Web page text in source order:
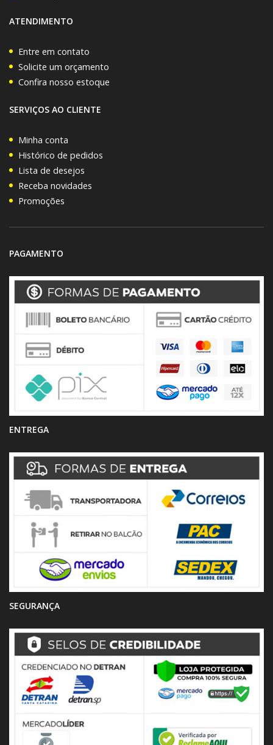
ATENDIMENTO
Entre em contato
Solicite um orçamento
Confira nosso estoque
SERVIÇOS AO CLIENTE
Minha conta
Histórico de pedidos
Lista de desejos
Receba novidades
Promoções
PAGAMENTO
ENTREGA
SEGURANÇA